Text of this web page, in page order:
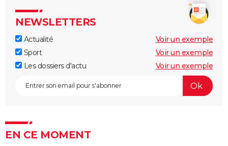
NEWSLETTERS
Actualité
Voir un exemple
Sport
Voir un exemple
Les dossiers d'actu
Voir un exemple
EN CE MOMENT